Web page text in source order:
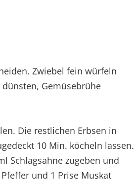
Zwiebel fein würfeln
Gemüsebrühe
Die restlichen Erbsen in
10 Min. köcheln lassen.
Schlagsahne zugeben und
und 1 Prise Muskat